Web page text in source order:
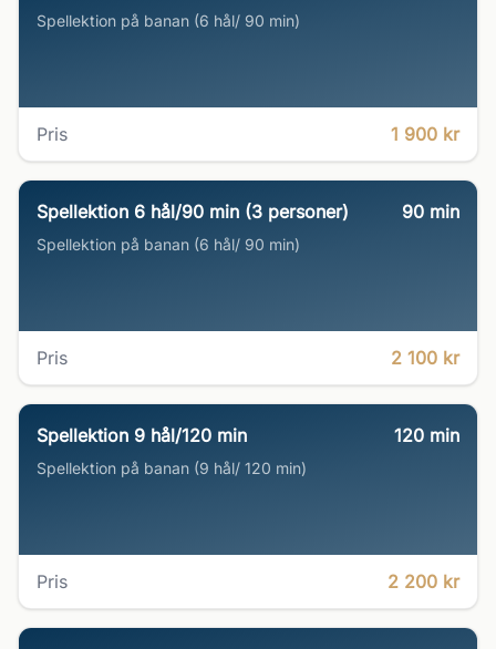
Spellektion på banan (6 hål/ 90 min)
Pris 1 900 kr
Spellektion 6 hål/90 min (3 personer) 90 min
Spellektion på banan (6 hål/ 90 min)
Pris 2 100 kr
Spellektion 9 hål/120 min 120 min
Spellektion på banan (9 hål/ 120 min)
Pris 2 200 kr